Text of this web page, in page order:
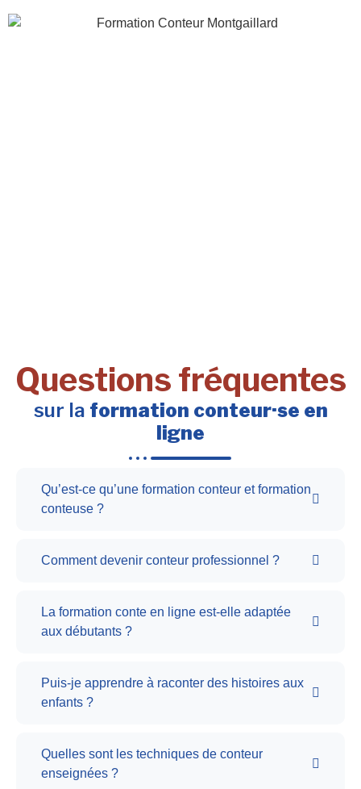
Questions fréquentes
sur la formation conteur·se en
ligne
Qu’est-ce qu’une formation conteur et formation
conteuse ?
Comment devenir conteur professionnel ?
La formation conte en ligne est-elle adaptée
aux débutants ?
Puis-je apprendre à raconter des histoires aux
enfants ?
Quelles sont les techniques de conteur
enseignées ?